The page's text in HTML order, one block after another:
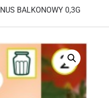
BALKONOWY 0,3G